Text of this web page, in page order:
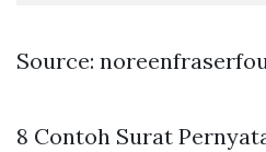
Source:
8 Contoh Surat